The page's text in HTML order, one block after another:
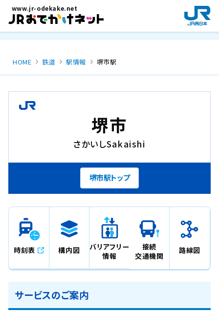
メインコンテンツにスキップ
www.jr-odekake.net
新
規
ウ
で
HOME 鉄道 駅情報 堺市駅
堺市
さかいしSakaishi
堺市駅トップ
時刻表 構内図
バリアフリー
情報
接続
交通機関
路線図
サービスのご案内